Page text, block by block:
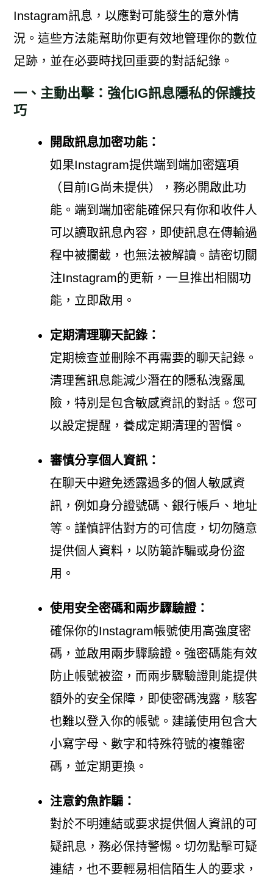
Instagram訊息，以應對可能發生的意外情
況。這些方法能幫助你更有效地管理你的數位
足跡，並在必要時找回重要的對話紀錄。
一、主動出擊：強化IG訊息隱私的保護技
巧
開啟訊息加密功能：
如果Instagram提供端到端加密選項
（目前IG尚未提供），務必開啟此功
能。端到端加密能確保只有你和收件人
可以讀取訊息內容，即使訊息在傳輸過
程中被攔截，也無法被解讀。請密切關
注Instagram的更新，一旦推出相關功
能，立即啟用。
定期清理聊天記錄：
定期檢查並刪除不再需要的聊天記錄。
清理舊訊息能減少潛在的隱私洩露風
險，特別是包含敏感資訊的對話。您可
以設定提醒，養成定期清理的習慣。
審慎分享個人資訊：
在聊天中避免透露過多的個人敏感資
訊，例如身分證號碼、銀行帳戶、地址
等。謹慎評估對方的可信度，切勿隨意
提供個人資料，以防範詐騙或身份盜
用。
使用安全密碼和兩步驟驗證：
確保你的Instagram帳號使用高強度密
碼，並啟用兩步驟驗證。強密碼能有效
防止帳號被盜，而兩步驟驗證則能提供
額外的安全保障，即使密碼洩露，駭客
也難以登入你的帳號。建議使用包含大
小寫字母、數字和特殊符號的複雜密
碼，並定期更換。
注意釣魚詐騙：
對於不明連結或要求提供個人資訊的可
疑訊息，務必保持警惕。切勿點擊可疑
連結，也不要輕易相信陌生人的要求，